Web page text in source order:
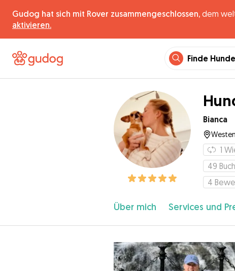
Gudog hat sich mit Rover zusammengeschlossen, dem
aktivieren.
Finde
Bianca
1
49
4
Über mich Services und